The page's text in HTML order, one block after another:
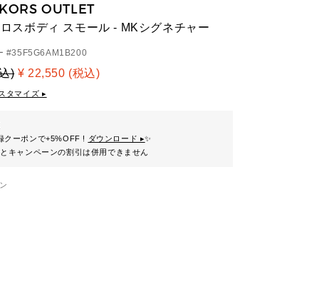
OUTLET
スボディ スモール - MKシグネチャー
#35F5G6AM1B200
) ¥ 22,550 (税込)
タマイズ ▸
クーポンで+5%OFF ! ダウンロード ▸✨
キャンペーンの割引は併用できません